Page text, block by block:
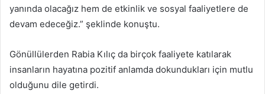
yanında olacağız hem de etkinlik ve sosyal faaliyetlere de
devam edeceğiz.” şeklinde konuştu.
Gönüllülerden Rabia Kılıç da birçok faaliyete katılarak
insanların hayatına pozitif anlamda dokundukları için mutlu
olduğunu dile getirdi.